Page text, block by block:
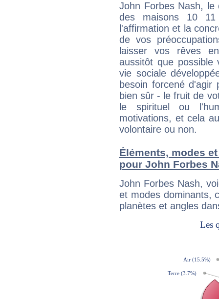
John Forbes Nash, le
des maisons 10
l'affirmation et la
de vos
laisser vos rêves
aussitôt que
vie sociale
besoin forcené
bien sûr - le fruit de
le spirituel ou
motivations, et cela
volontaire ou non.
Éléments, modes
pour John Forbes
John Forbes Nash,
et modes dominants,
planètes et angles